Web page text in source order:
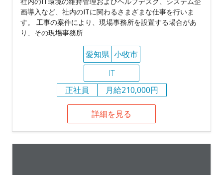
画導入など、社内のITに関わるさまざまな仕事を行いま
す。 工事の案件により、現場事務所を設置する場合があ
り、その現場事務所
愛知県 小牧市
IT
正社員
月給210,000円
詳細を見る